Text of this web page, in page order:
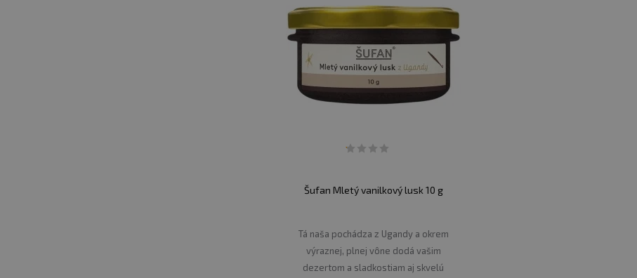
Šufan Mletý vanilkový lusk 10 g
Tá naša pochádza z Ugandy a okrem
výraznej, plnej vône dodá vašim
dezertom a sladkostiam aj skvelú